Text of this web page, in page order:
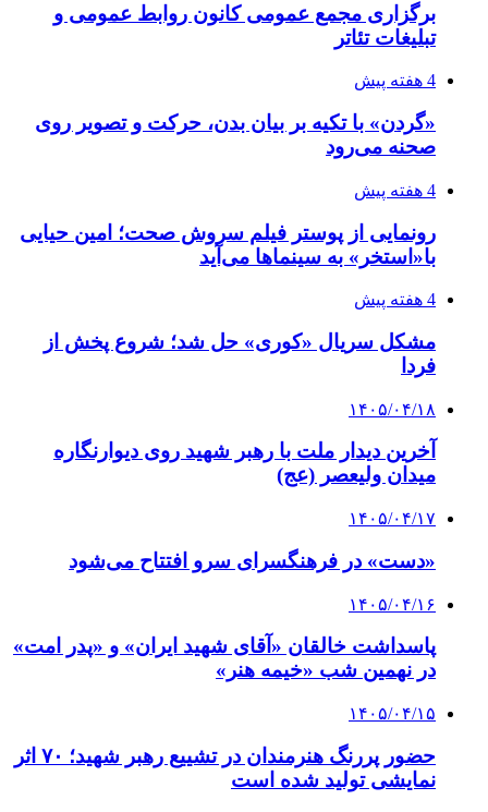
برگزاری مجمع عمومی کانون روابط عمومی و
تبلیغات تئاتر
4 هفته پیش
«گردن» با تکیه بر بیان بدن، حرکت و تصویر روی
صحنه می‌رود
4 هفته پیش
رونمایی از پوستر فیلم سروش صحت؛ امین حیایی
با«استخر» به سینماها می‌آید
4 هفته پیش
مشکل سریال «کوری» حل شد؛ شروع پخش از
فردا
۱۴۰۵/۰۴/۱۸
آخرین دیدار ملت با رهبر شهید روی دیوارنگاره
میدان ولیعصر (عج)
۱۴۰۵/۰۴/۱۷
«دست» در فرهنگسرای سرو افتتاح می‌شود
۱۴۰۵/۰۴/۱۶
پاسداشت خالقان «آقای شهید ایران» و «پدر امت»
در نهمین شب «خیمه هنر»
۱۴۰۵/۰۴/۱۵
حضور پررنگ هنرمندان در تشییع رهبر شهید؛ ۷۰ اثر
نمایشی تولید شده است